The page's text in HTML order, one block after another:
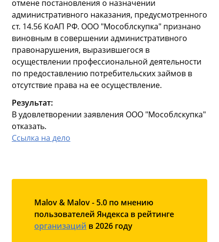
отмене постановления о назначении
административного наказания, предусмотренного
ст. 14.56 КоАП РФ. ООО "Мособлскупка" признано
виновным в совершении административного
правонарушения, выразившегося в
осуществлении профессиональной деятельности
по предоставлению потребительских займов в
отсутствие права на ее осуществление.
Результат:
В удовлетворении заявления ООО "Мособлскупка"
отказать.
Ссылка на дело
Malov & Malov - 5.0 по мнению
пользователей Яндекса в рейтинге
организаций в 2026 году